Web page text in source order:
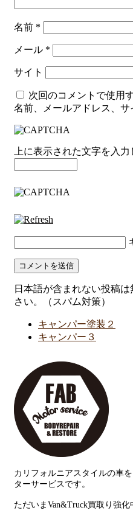
名前 *
メール *
サイト
次回のコメントで使用
名前、メールアドレス、サ
上に表示された文字を入力
日本語が含まれない投稿
さい。（スパム対策）
キャンパー塗装２
キャンパー３
カリフォルニアスタイルの車
ターサービスです。
ただいまVan&Truck買取り強化